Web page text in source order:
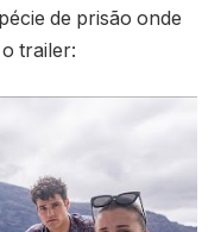
de prisão onde
trailer: